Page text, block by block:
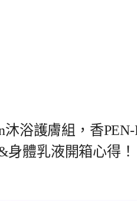
沐浴護膚組，香
體乳液開箱心得！